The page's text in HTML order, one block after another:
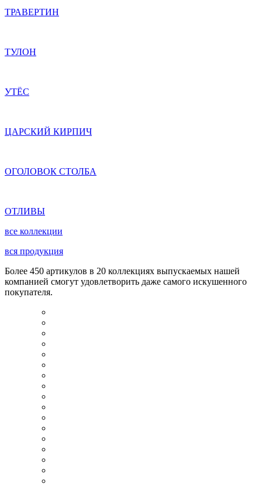
ТРАВЕРТИН
ТУЛОН
УТЁС
ЦАРСКИЙ КИРПИЧ
ОГОЛОВОК СТОЛБА
ОТЛИВЫ
все коллекции
вся продукция
Более 450 артикулов в 20 коллекциях выпускаемых нашей
компанией смогут удовлетворить даже самого искушенного
покупателя.